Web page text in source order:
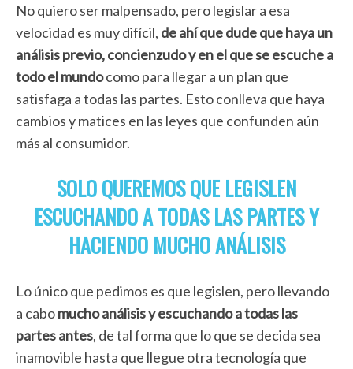
No quiero ser malpensado, pero legislar a esa
velocidad es muy difícil, de ahí que dude que haya un
análisis previo, concienzudo y en el que se escuche a
todo el mundocomo para llegar a un plan que
satisfaga a todas las partes. Esto conlleva que haya
cambios y matices en las leyes que confunden aún
más al consumidor.
SOLO QUEREMOS QUE LEGISLEN
ESCUCHANDO A TODAS LAS PARTES Y
HACIENDO MUCHO ANÁLISIS
Lo único que pedimos es que legislen, pero llevando
a cabomucho análisis y escuchando a todas las
partes antes, de tal forma que lo que se decida sea
inamovible hasta que llegue otra tecnología que